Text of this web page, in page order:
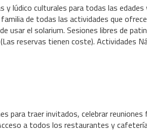
y lúdico culturales para todas las
de todas las actividades que
usar el solarium. Sesiones libres de
reservas tienen coste). Actividades
para traer invitados, celebrar
a todos los restaurantes y